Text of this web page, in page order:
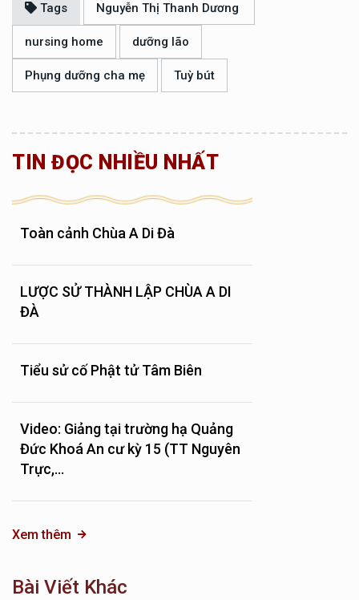
Tags Nguyễn Thị Thanh Dương
nursing home dưỡng lão
Phụng dưỡng cha mẹ Tuỳ bút
TIN ĐỌC NHIỀU NHẤT
Toàn cảnh Chùa A Di Đà
LƯỢC SỬ THÀNH LẬP CHÙA A DI
ĐÀ
Tiểu sử cố Phật tử Tâm Biên
Video: Giảng tại trường hạ Quảng
Đức Khoá An cư kỳ 15 (TT Nguyên
Trực,...
Xem thêm
Bài Viết Khác